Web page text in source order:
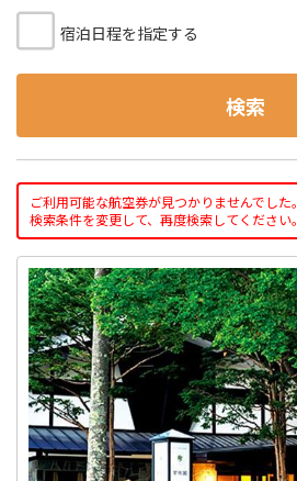
宿泊日程を指定する
検索
ご利用可能な航空券が見つかりませんでした。
検索条件を変更して、再度検索してください。